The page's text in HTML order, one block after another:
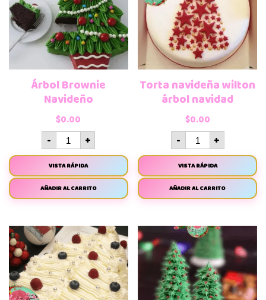
Árbol Brownie
Navideño
$0.00
- +
VISTA RÁPIDA
AÑADIR AL CARRITO
Torta navideña wilton
árbol navidad
$0.00
- +
VISTA RÁPIDA
AÑADIR AL CARRITO